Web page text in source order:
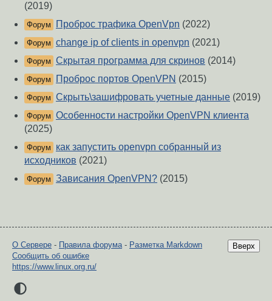
(2019)
Форум Проброс трафика OpenVpn (2022)
Форум change ip of clients in openvpn (2021)
Форум Скрытая программа для скринов (2014)
Форум Проброс портов OpenVPN (2015)
Форум Скрыть\зашифровать учетные данные (2019)
Форум Особенности настройки OpenVPN клиента
(2025)
Форум
как запустить openvpn собранный из
исходников (2021)
Форум Зависания OpenVPN? (2015)
Вверх
О Сервере - Правила форума- Разметка Markdown
Сообщить об ошибке
https://www.linux.org.ru/